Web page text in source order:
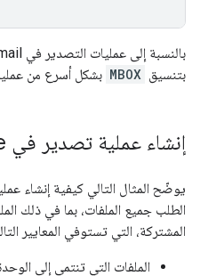
بتنسيق MBOX بشكل أسرع من
إنشاء عملية تصدير في Drive
الطلب جميع الملفات، بما في ذلك
المشتركة، التي تستوفي المعايير
الملفات التي تنتمي إلى